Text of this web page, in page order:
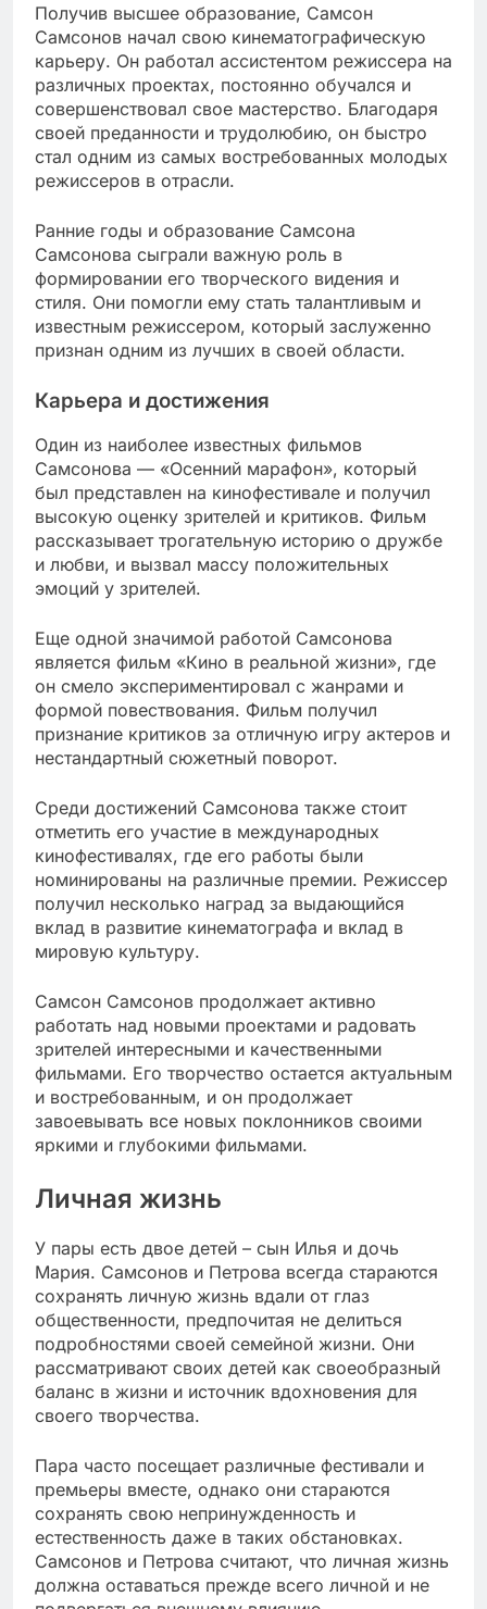
Получив высшее образование, Самсон
Самсонов начал свою кинематографическую
карьеру. Он работал ассистентом режиссера на
различных проектах, постоянно обучался и
совершенствовал свое мастерство. Благодаря
своей преданности и трудолюбию, он быстро
стал одним из самых востребованных молодых
режиссеров в отрасли.
Ранние годы и образование Самсона
Самсонова сыграли важную роль в
формировании его творческого видения и
стиля. Они помогли ему стать талантливым и
известным режиссером, который заслуженно
признан одним из лучших в своей области.
Карьера и достижения
Один из наиболее известных фильмов
Самсонова — «Осенний марафон», который
был представлен на кинофестивале и получил
высокую оценку зрителей и критиков. Фильм
рассказывает трогательную историю о дружбе
и любви, и вызвал массу положительных
эмоций у зрителей.
Еще одной значимой работой Самсонова
является фильм «Кино в реальной жизни», где
он смело экспериментировал с жанрами и
формой повествования. Фильм получил
признание критиков за отличную игру актеров и
нестандартный сюжетный поворот.
Среди достижений Самсонова также стоит
отметить его участие в международных
кинофестивалях, где его работы были
номинированы на различные премии. Режиссер
получил несколько наград за выдающийся
вклад в развитие кинематографа и вклад в
мировую культуру.
Самсон Самсонов продолжает активно
работать над новыми проектами и радовать
зрителей интересными и качественными
фильмами. Его творчество остается актуальным
и востребованным, и он продолжает
завоевывать все новых поклонников своими
яркими и глубокими фильмами.
Личная жизнь
У пары есть двое детей – сын Илья и дочь
Мария. Самсонов и Петрова всегда стараются
сохранять личную жизнь вдали от глаз
общественности, предпочитая не делиться
подробностями своей семейной жизни. Они
рассматривают своих детей как своеобразный
баланс в жизни и источник вдохновения для
своего творчества.
Пара часто посещает различные фестивали и
премьеры вместе, однако они стараются
сохранять свою непринужденность и
естественность даже в таких обстановках.
Самсонов и Петрова считают, что личная жизнь
должна оставаться прежде всего личной и не